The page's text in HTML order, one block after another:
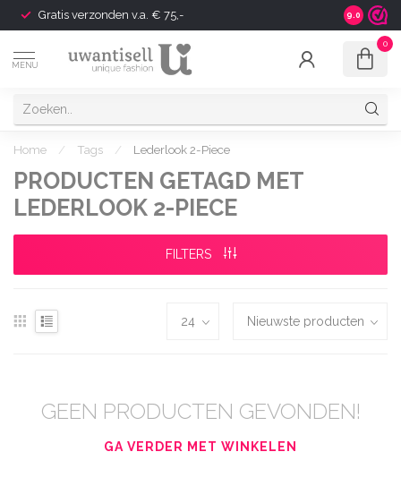
Gratis verzonden v.a. € 75,- Shipping
9.0
MENU
0
Home / Tags / Lederlook 2-Piece
PRODUCTEN GETAGD MET
LEDERLOOK 2-PIECE
FILTERS
GEEN PRODUCTEN GEVONDEN!
GA VERDER MET WINKELEN